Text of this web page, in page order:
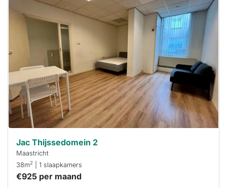
Deze woning
waarschijnlijk
al verhuurd
Om kans te
maken moet je
minuten
Stekkies helpt
je hierbij!
Jac Thijssedomein 2
Maastricht
38m2 | 1 slaapkamers
€925 per maand